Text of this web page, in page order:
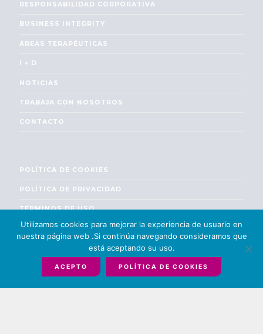
RESPONSABILIDAD CORPORATIVA
BUSINESS INTEGRITY
ÁREAS TERAPÉUTICAS
I + D
NOTICIAS
TRABAJA CON NOSOTROS
CONTACTO
POLÍTICA DE COOKIES
POLÍTICA DE PRIVACIDAD
TÉRMINOS DE USO
ENGLISH
Utilizamos cookies para mejorar la experiencia de usuario en
nuestra página web .Si continúa navegando consideramos que
está aceptando su uso.
ACEPTO POLÍTICA DE COOKIES